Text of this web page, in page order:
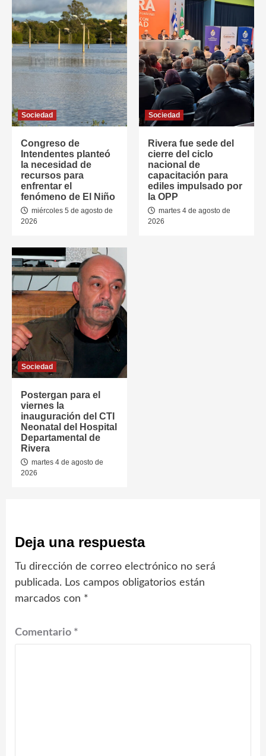
Sociedad
Congreso de
Intendentes planteó
la necesidad de
recursos para
enfrentar el
fenómeno de El Niño
miércoles 5 de agosto de
2026
Sociedad
Rivera fue sede del
cierre del ciclo
nacional de
capacitación para
ediles impulsado por
la OPP
martes 4 de agosto de
2026
Sociedad
Postergan para el
viernes la
inauguración del CTI
Neonatal del Hospital
Departamental de
Rivera
martes 4 de agosto de
2026
Deja una respuesta
Tu dirección de correo electrónico no será
publicada. Los campos obligatorios están
marcados con *
Comentario *